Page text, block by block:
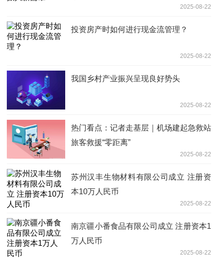
2025-08-22
投资房产时如何进行现金流管理？
2025-08-22
我国乡村产业振兴呈现良好势头
2025-08-22
热门看点：记者走基层｜机场建起急救站
旅客救援“零距离”
2025-08-22
苏州汉丰生物材料有限公司成立 注册资
本10万人民币
2025-08-22
南京疆小番食品有限公司成立 注册资本1
万人民币
2025-08-22